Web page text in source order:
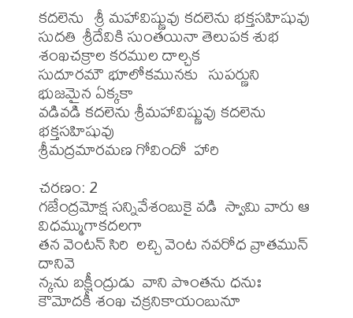
కదలెను  శ్రీ మహావిష్ణువు కదలెను భక్తసహిషువు
సుదతి శ్రీదేవికి సుంతయినా తెలుపక శుభ
శంఖచక్రాల కరముల దాల్చక
సుదూరమౌ భూలోకమునకు  సుపర్ణుని
భుజమైన ఏక్కకా
వడివడి కదలెను శ్రీమహావిష్ణువు కదలెను
భక్తసహిషువు
శ్రీమద్రమారమణ గోవిందో  హారి
చరణం: 2
గజేంద్రమోక్ష సన్నివేశంబుకై వడి  స్వామి వారు ఆ
విధమ్ముగాకదలగా
తన వెంటన్ సిరి  లచ్చి వెంట నవరోధ వ్రాతమున్
దానివె
న్కను బక్షీంద్రుడు  వాని పొంతను ధనుః
కౌమోదకీ శంఖ చక్రనికాయంబునూ